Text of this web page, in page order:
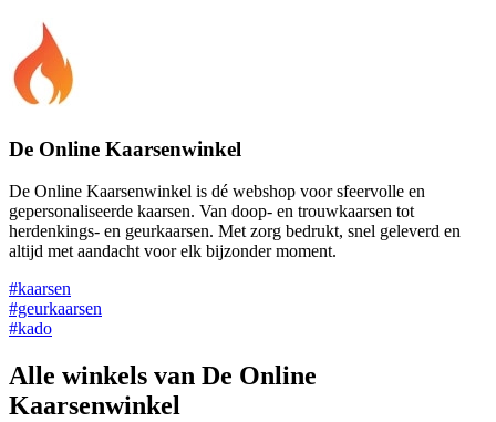
De Online Kaarsenwinkel
De Online Kaarsenwinkel is dé webshop voor sfeervolle en
gepersonaliseerde kaarsen. Van doop- en trouwkaarsen tot
herdenkings- en geurkaarsen. Met zorg bedrukt, snel geleverd en
altijd met aandacht voor elk bijzonder moment.
#kaarsen
#geurkaarsen
#kado
Alle winkels van De Online
Kaarsenwinkel